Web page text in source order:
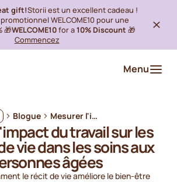
gift!Storii est un excellent cadeau !
WELCOME10 pour une
🎁WELCOME10for a10% Discount 🎁
Commencez
Menu
Blogue Mesurer l'impact du travail sur les histoires de vie dans les soins aux personnes âgées
du travail sur les
vie dans les soins aux
âgées
le récit de vie améliore le bien-être